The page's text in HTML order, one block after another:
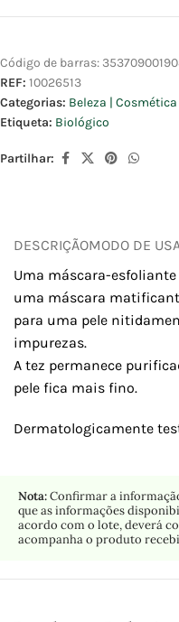
Código de barras:
REF: 10026513
Categorias: Beleza |
Etiqueta: Biológico
Partilhar:
DESCRIÇÃOMODO DE
Uma máscara-
uma máscara
para uma pele
impurezas.
A tez permanece
pele fica mais fino.
Dermatologicamente
Nota:Confirmar a
que as informações
acordo com o lote, deverá
acompanha o produto